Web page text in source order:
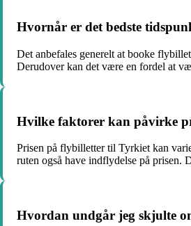
Hvornår er det bedste
Det anbefales generelt at booke
Derudover kan det være en fordel at
Hvilke faktorer kan påvirke
Prisen på flybilletter til Tyrkiet kan
ruten også have indflydelse på prisen.
Hvordan undgår jeg skjulte